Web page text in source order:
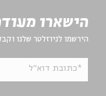
הישארו
הירשמו לניוזלטר שלנו
*כתובת דוא"ל